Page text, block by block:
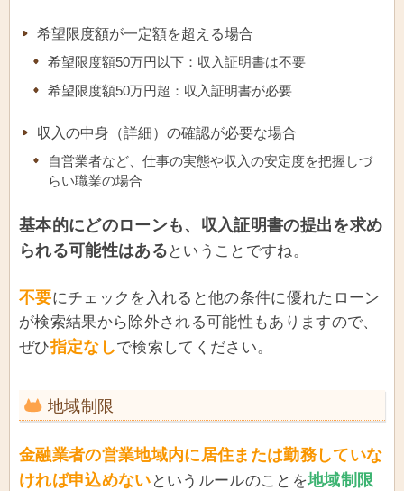
希望限度額が一定額を超える場合
希望限度額50万円以下：収入証明書は不要
希望限度額50万円超：収入証明書が必要
収入の中身（詳細）の確認が必要な場合
自営業者など、仕事の実態や収入の安定度を把握しづ
らい職業の場合
基本的にどのローンも、収入証明書の提出を求め
られる可能性はある ということですね。
不要にチェックを入れると他の条件に優れたローン
が検索結果から除外される可能性もありますので、
ぜひ指定なしで検索してください。
地域制限
金融業者の営業地域内に居住または勤務していな
ければ申込めない というルールのことを地域制限